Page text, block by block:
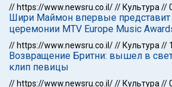
// https://www.newsru.co.il/// Культура //
Шири Маймон впервые представит
церемонии MTV Europe Music
// https://www.newsru.co.il/// Культура //
Возвращение Бритни: вышел в
клип певицы
// https://www.newsru.co.il/// Культура //